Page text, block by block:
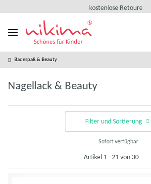
kostenlose Retoure
+49 (0) 35841/ 63 32 09
kostenloser Versand ab 49
kostenlose Retoure
+49 (0) 35841/ 63 32 09
Kontakt
Badespaß & Beauty
Nagellack & Beauty
Filter und Sortierung
Sofort verfügbar
Artikel 1 - 21 von 30